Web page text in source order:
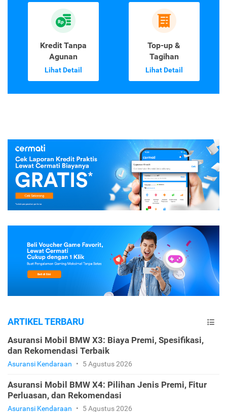
Kredit Tanpa
Agunan
Lihat Detail
Top-up &
Tagihan
Lihat Detail
ARTIKEL TERBARU
Asuransi Mobil BMW X3: Biaya Premi, Spesifikasi,
dan Rekomendasi Terbaik
Asuransi Kendaraan • 5 Agustus 2026
Asuransi Mobil BMW X4: Pilihan Jenis Premi, Fitur
Perluasan, dan Rekomendasi
Asuransi Kendaraan • 5 Agustus 2026